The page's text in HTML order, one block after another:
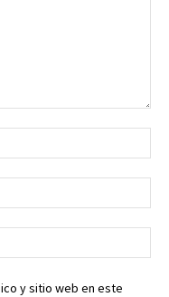
y sitio web en este